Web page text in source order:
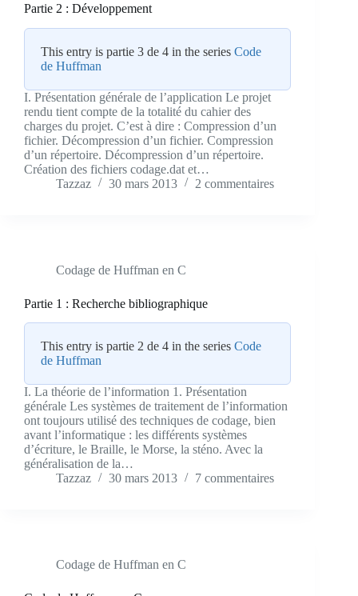
Partie 2 : Développement
This entry is partie 3 de 4 in the series Code
de Huffman
I. Présentation générale de l’application Le projet
rendu tient compte de la totalité du cahier des
charges du projet. C’est à dire : Compression d’un
fichier. Décompression d’un fichier. Compression
d’un répertoire. Décompression d’un répertoire.
Création des fichiers codage.dat et…
Tazzaz
30 mars 2013 2 commentaires
Codage de Huffman en C
Partie 1 : Recherche bibliographique
This entry is partie 2 de 4 in the series Code
de Huffman
I. La théorie de l’information 1. Présentation
générale Les systèmes de traitement de l’information
ont toujours utilisé des techniques de codage, bien
avant l’informatique : les différents systèmes
d’écriture, le Braille, le Morse, la sténo. Avec la
généralisation de la…
Tazzaz
30 mars 2013 7 commentaires
Codage de Huffman en C